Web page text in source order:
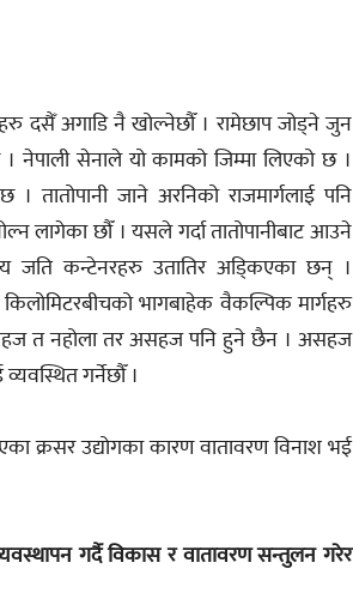
दसैँ अगाडि नै खोल्नेछौँ । रामेछाप जोड्ने जुन
नेपाली सेनाले यो कामको जिम्मा लिएको छ ।
तातोपानी जाने अरनिको राजमार्गलाई पनि
लागेका छौँ । यसले गर्दा तातोपानीबाट आउने
कन्टेनरहरु उतातिर अड्किएका छन् ।
किलोमिटरबीचको भागबाहेक वैकल्पिक मार्गहरु
सहज त नहोला तर असहज पनि हुने छैन । असहज
गर्नेछौँ ।
क्रसर उद्योगका कारण वातावरण विनाश भई
गर्दै विकास र वातावरण सन्तुलन गरेर